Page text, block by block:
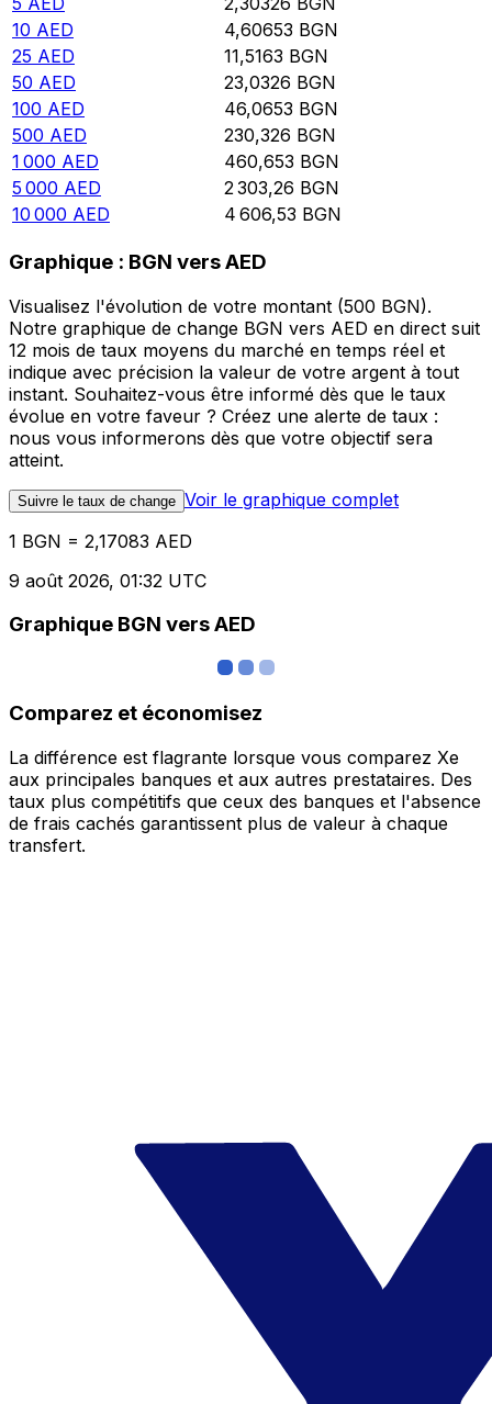
10 AED 4,60653 BGN
25 AED 11,5163 BGN
50 AED 23,0326 BGN
100 AED 46,0653 BGN
500 AED 230,326 BGN
1 000 AED 460,653 BGN
5 000 AED 2 303,26 BGN
10 000 AED 4 606,53 BGN
Graphique : BGN vers AED
Visualisez l'évolution de votre montant (500 BGN).
Notre graphique de change BGN vers AED en direct suit
12 mois de taux moyens du marché en temps réel et
indique avec précision la valeur de votre argent à tout
instant. Souhaitez-vous être informé dès que le taux
évolue en votre faveur ? Créez une alerte de taux :
nous vous informerons dès que votre objectif sera
atteint.
Suivre le taux de change Voir le graphique complet
1 BGN = 2,17083 AED
9 août 2026, 01:32 UTC
Graphique BGN vers AED
Comparez et économisez
La différence est flagrante lorsque vous comparez Xe
aux principales banques et aux autres prestataires. Des
taux plus compétitifs que ceux des banques et l'absence
de frais cachés garantissent plus de valeur à chaque
transfert.